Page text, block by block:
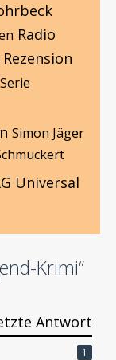
Radio
Rezension
Serie
Simon Jäger
Universal
Krimi“
Antwort
1